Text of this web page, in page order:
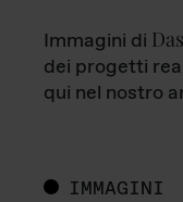
Immagini di
dei progetti
qui nel nostro
IMMAGINI